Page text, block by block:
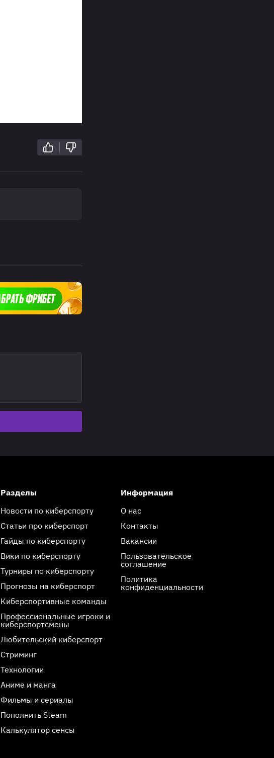
Разделы
Новости по киберспорту
Статьи про киберспорт
Гайды по киберспорту
Вики по киберспорту
Турниры по киберспорту
Прогнозы на киберспорт
Киберспортивные команды
Профессиональные игроки и
киберспортсмены
Любительский киберспорт
Стриминг
Технологии
Аниме и манга
Фильмы и сериалы
Пополнить Steam
Калькулятор сенсы
Информация
О нас
Контакты
Вакансии
Пользовательское
соглашение
Политика
конфиденциальности